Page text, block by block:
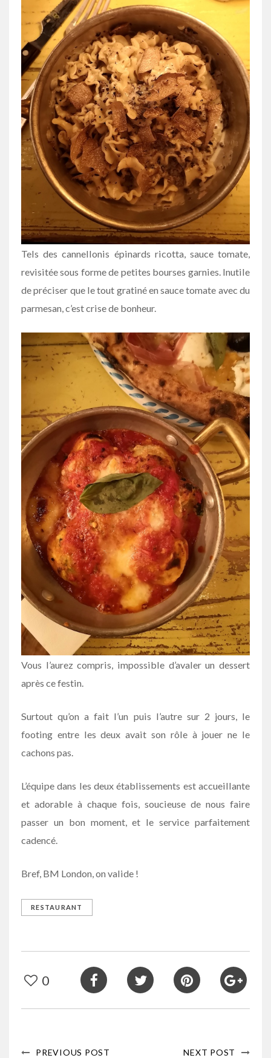
Tels des cannellonis épinards ricotta, sauce tomate,
revisitée sous forme de petites bourses garnies. Inutile
de préciser que le tout gratiné en sauce tomate avec du
parmesan, c’est crise de bonheur.
Vous l’aurez compris, impossible d’avaler un dessert
après ce festin.
Surtout qu’on a fait l’un puis l’autre sur 2 jours, le
footing entre les deux avait son rôle à jouer ne le
cachons pas.
L’équipe dans les deux établissements est accueillante
et adorable à chaque fois, soucieuse de nous faire
passer un bon moment, et le service parfaitement
cadencé.
Bref, BM London, on valide !
RESTAURANT
0
PREVIOUS POST NEXT POST